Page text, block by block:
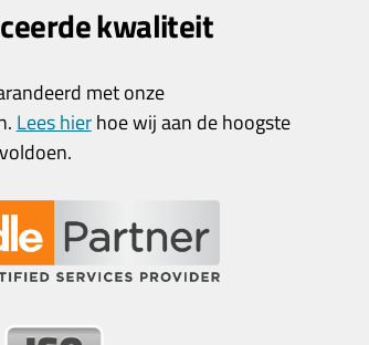
kwaliteit
met onze
Lees hierhoe wij aan de hoogste